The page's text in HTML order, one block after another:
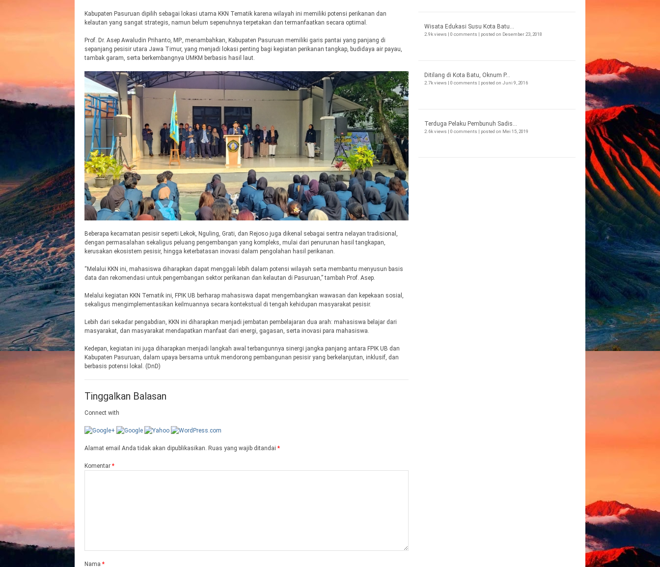
Kabupaten Pasuruan dipilih sebagai lokasi utama KKN Tematik karena wilayah ini memiliki potensi perikanan dan
kelautan yang sangat strategis, namun belum sepenuhnya terpetakan dan termanfaatkan secara optimal.
Prof. Dr. Asep Awaludin Prihanto, MP., menambahkan, Kabupaten Pasuruan memiliki garis pantai yang panjang di
sepanjang pesisir utara Jawa Timur, yang menjadi lokasi penting bagi kegiatan perikanan tangkap, budidaya air payau,
tambak garam, serta berkembangnya UMKM berbasis hasil laut.
Beberapa kecamatan pesisir seperti Lekok, Nguling, Grati, dan Rejoso juga dikenal sebagai sentra nelayan tradisional,
dengan permasalahan sekaligus peluang pengembangan yang kompleks, mulai dari penurunan hasil tangkapan,
kerusakan ekosistem pesisir, hingga keterbatasan inovasi dalam pengolahan hasil perikanan.
“Melalui KKN ini, mahasiswa diharapkan dapat menggali lebih dalam potensi wilayah serta membantu menyusun basis
data dan rekomendasi untuk pengembangan sektor perikanan dan kelautan di Pasuruan,” tambah Prof. Asep.
Melalui kegiatan KKN Tematik ini, FPIK UB berharap mahasiswa dapat mengembangkan wawasan dan kepekaan sosial,
sekaligus mengimplementasikan keilmuannya secara kontekstual di tengah kehidupan masyarakat pesisir.
Lebih dari sekadar pengabdian, KKN ini diharapkan menjadi jembatan pembelajaran dua arah: mahasiswa belajar dari
masyarakat, dan masyarakat mendapatkan manfaat dari energi, gagasan, serta inovasi para mahasiswa.
Kedepan, kegiatan ini juga diharapkan menjadi langkah awal terbangunnya sinergi jangka panjang antara FPIK UB dan
Kabupaten Pasuruan, dalam upaya bersama untuk mendorong pembangunan pesisir yang berkelanjutan, inklusif, dan
berbasis potensi lokal. (DnD)
Tinggalkan Balasan
Connect with
Alamat email Anda tidak akan dipublikasikan. Ruas yang wajib ditandai *
Komentar *
Nama *
Wisata Edukasi Susu Kota Batu...
2.9k views | 0 comments | posted on Desember 23, 2018
Ditilang di Kota Batu, Oknum P...
2.7k views | 0 comments | posted on Juni 9, 2016
Terduga Pelaku Pembunuh Sadis...
2.6k views | 0 comments | posted on Mei 15, 2019